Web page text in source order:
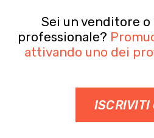
Sei un venditore
professionale?
attivando uno dei
ISCRIVITI